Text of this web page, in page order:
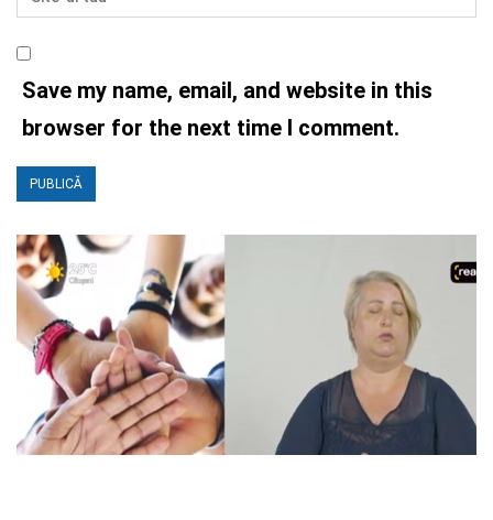
Save my name, email, and website in this
browser for the next time I comment.